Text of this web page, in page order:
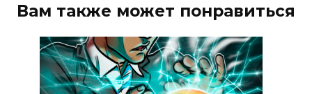
Вам также может понравиться